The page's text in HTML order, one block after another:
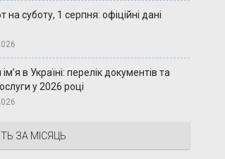
на суботу, 1 серпня: офіційні дані
в Україні: перелік документів та
у 2026 році
ЗА МІСЯЦЬ